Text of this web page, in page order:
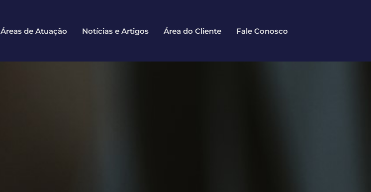
Áreas de Atuação Notícias e Artigos Área do Cliente Fale Conosco